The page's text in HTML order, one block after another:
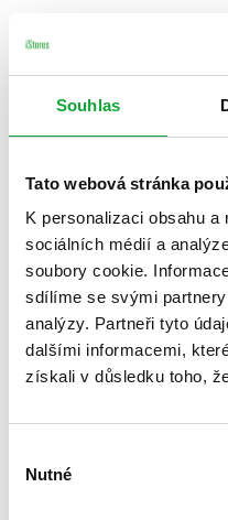
Souhlas
Tato webová stránka
K personalizaci obsahu
sociálních médií a
soubory cookie.
sdílíme se svými
analýzy. Partneři tyto
dalšími informacemi,
získali v důsledku toho,
souhlasu
Nutné